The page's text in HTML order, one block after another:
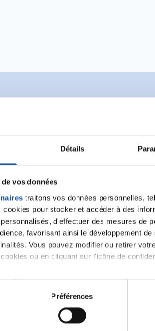
Détails
vos données
traitons vos données personnelles,
pour stocker et accéder à des
d'effectuer des mesures de
favorisant ainsi le développement
Vous pouvez modifier ou retirer
ou en cliquant sur l'icône de
aimerions également :
sur votre localisation
Préférences
Ecrire un
lancer une nouvelle discussion vous
Se connecter Créer un